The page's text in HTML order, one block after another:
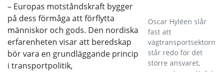
Oscar Hyléen slår
fast att
vägtransportsektorn
står redo för det
större ansvaret,
– Europas motståndskraft bygger
på dess förmåga att förflytta
människor och gods. Den nordiska
erfarenheten visar att beredskap
bör vara en grundläggande princip
i transportpolitik,